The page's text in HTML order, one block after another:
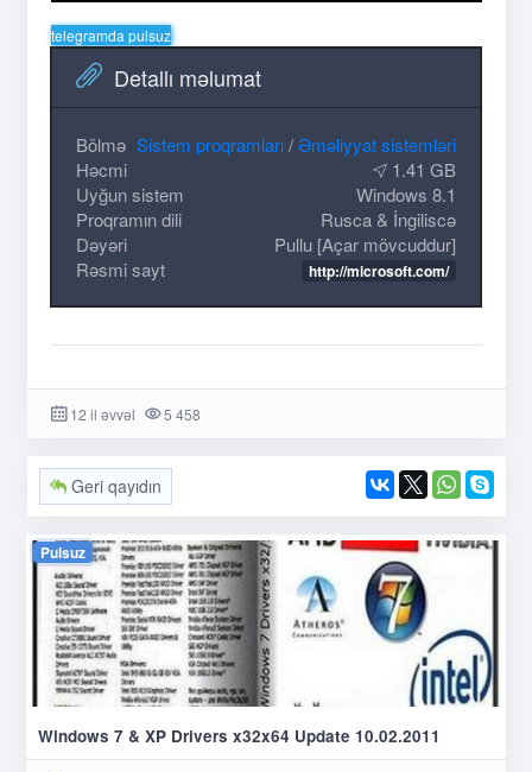
telegramda pulsuz
Detallı məlumat
Bölmə Sistem proqramları/Əməliyyat sistemləri
Həcmi
1.41 GB
Uyğun sistem
Windows 8.1
Proqramın dili
Rusca & İngiliscə
Dəyəri
Pullu [Açar mövcuddur]
Rəsmi sayt
http://microsoft.com/
12 il əvvəl 5 458
Geri qayıdın
Pulsuz
Windows 7 & XP Drivers x32x64 Update 10.02.2011